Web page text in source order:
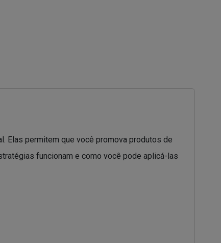
Elas permitem que você promova produtos de
funcionam e como você pode aplicá-las